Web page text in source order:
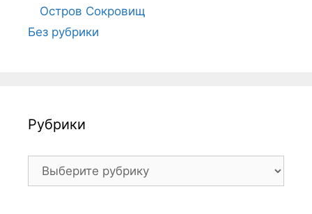
Остров Сокровищ
Без рубрики
Рубрики
Рубрики